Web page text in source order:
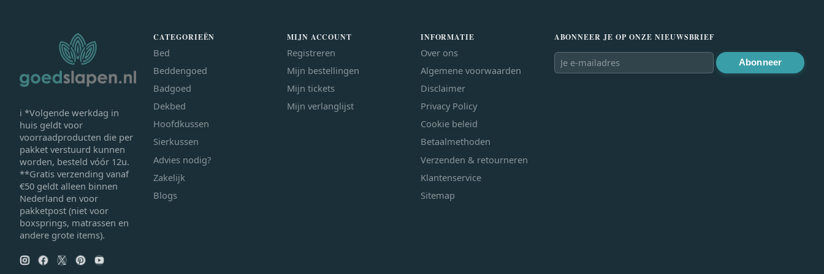
ℹ *Volgende werkdag in
huis geldt voor
voorraadproducten die per
pakket verstuurd kunnen
worden, besteld vóór 12u.
**Gratis verzending vanaf
€50 geldt alleen binnen
Nederland en voor
pakketpost (niet voor
boxsprings, matrassen en
andere grote items).
CATEGORIEËN
Bed
Beddengoed
Badgoed
Dekbed
Hoofdkussen
Sierkussen
Advies nodig?
Zakelijk
Blogs
MIJN ACCOUNT
Registreren
Mijn bestellingen
Mijn tickets
Mijn verlanglijst
INFORMATIE
Over ons
Algemene voorwaarden
Disclaimer
Privacy Policy
Cookie beleid
Betaalmethoden
Verzenden & retourneren
Klantenservice
Sitemap
ABONNEER JE OP ONZE NIEUWSBRIEF
Abonneer